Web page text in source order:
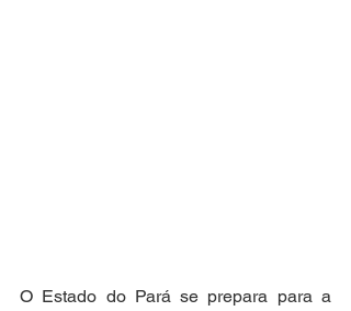
O Estado do Pará se prepara para a